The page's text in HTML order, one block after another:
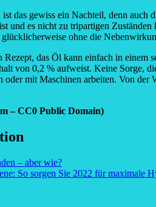
das gewiss ein Nachteil, denn
und es nicht zu tripartigen
ohne die
das Öl kann einfach in einem
von 0,2 % aufweist. Keine Sorge,
oder mit Maschinen arbeiten. Von
– CC0 Public Domain)
– aber wie?
So sorgen Sie 2022 für maximale